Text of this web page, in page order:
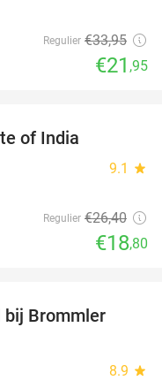
Regulier €33,95
€21 ,95
of India
9.1 star
Regulier €26,40
€18,80
bij Brommler
8.9 star